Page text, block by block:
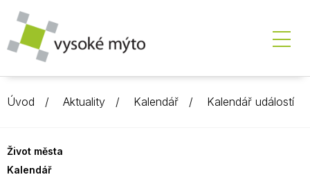
Úvod Aktuality Kalendář Kalendář událostí
Život města
Kalendář